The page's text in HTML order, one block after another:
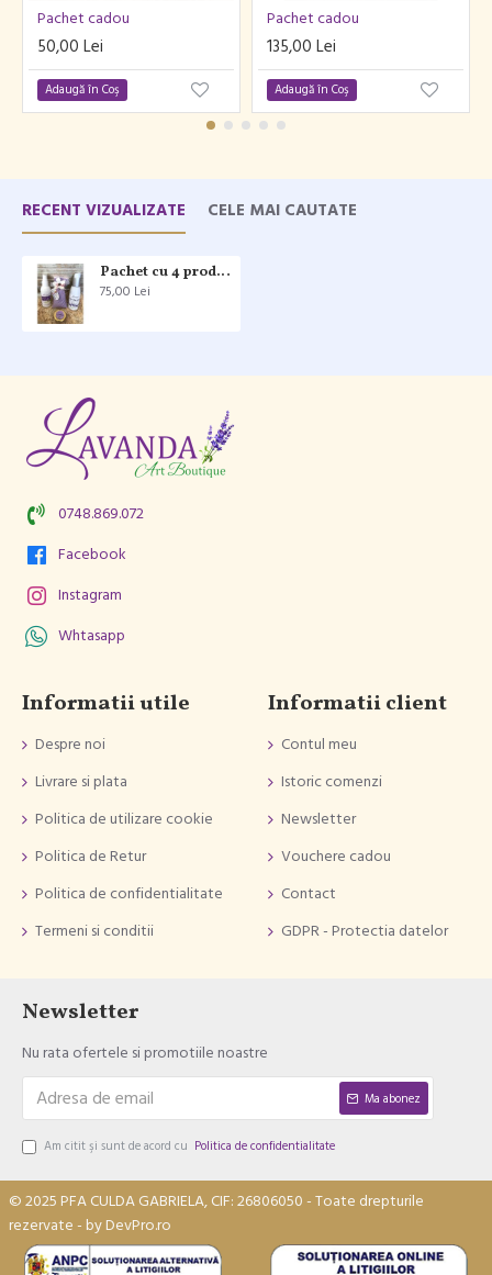
Pachet cadou
50,00 Lei
Adaugă în Coş
Pachet cadou
135,00 Lei
Adaugă în Coş
RECENT VIZUALIZATE CELE MAI CAUTATE
Pachet cu 4 produse handmade pentru relaxare
75,00 Lei
0748.869.072
Facebook
Instagram
Whtasapp
Informatii utile
Despre noi
Livrare si plata
Politica de utilizare cookie
Politica de Retur
Politica de confidentialitate
Termeni si conditii
Informatii client
Contul meu
Istoric comenzi
Newsletter
Vouchere cadou
Contact
GDPR - Protectia datelor
Newsletter
Nu rata ofertele si promotiile noastre
Ma abonez
Am citit şi sunt de acord cu Politica de confidentialitate
© 2025 PFA CULDA GABRIELA, CIF: 26806050 - Toate drepturile
rezervate - by DevPro.ro